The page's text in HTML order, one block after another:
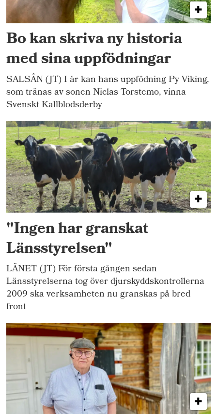
Bo kan skriva ny historia
med sina uppfödningar
SALSÅN (JT) I år kan hans uppfödning Py Viking,
som tränas av sonen Niclas Torstemo, vinna
Svenskt Kallblodsderby
"Ingen har granskat
Länsstyrelsen"
LÄNET (JT) För första gången sedan
Länsstyrelserna tog över djurskyddskontrollerna
2009 ska verksamheten nu granskas på bred
front